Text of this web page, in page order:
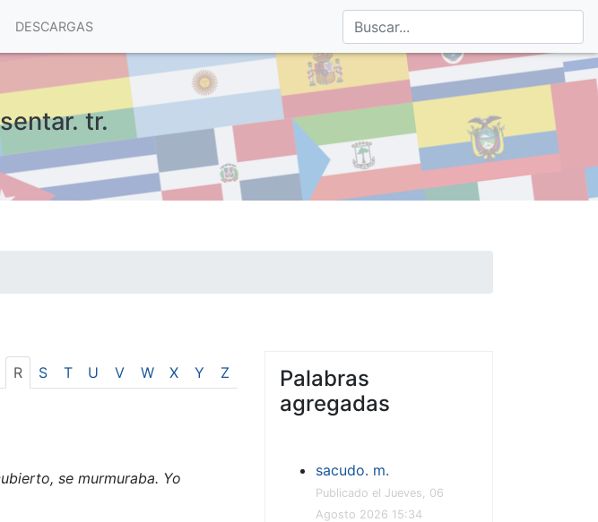
DESCARGAS
tr.
R S T U V W X Y Z
se murmuraba. Yo
Palabras
agregadas
sacudo. m.
Publicado el Jueves, 06
Agosto 2026 15:34